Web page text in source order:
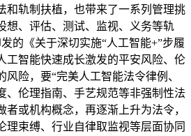
和轨制扶植，也带来了一系列管理挑
想、评估、测试、监视、义务等轨
的《关于深切实施“人工智能+”步履
工智能快速成长激发的平安风险、伦
险，要“完美人工智能法令律例、
、伦理指南、手艺规范等非强制性法
者或机构概念，再逐渐上升为法令，
理束缚、行业自律取监视等层面协同